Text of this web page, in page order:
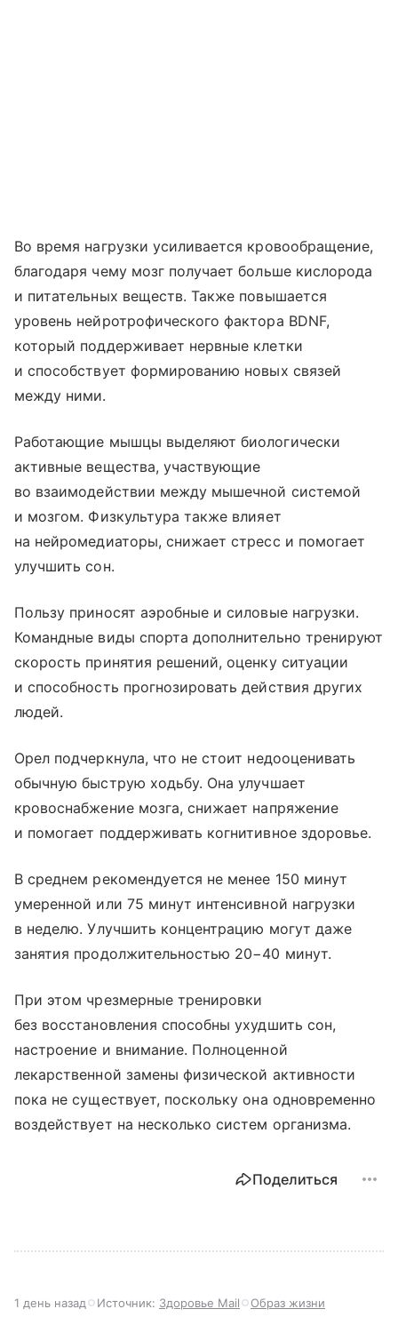
Во время нагрузки усиливается кровообращение,
благодаря чему мозг получает больше кислорода
и питательных веществ. Также повышается
уровень нейротрофического фактора BDNF,
который поддерживает нервные клетки
и способствует формированию новых связей
между ними.
Работающие мышцы выделяют биологически
активные вещества, участвующие
во взаимодействии между мышечной системой
и мозгом. Физкультура также влияет
на нейромедиаторы, снижает стресс и помогает
улучшить сон.
Пользу приносят аэробные и силовые нагрузки.
Командные виды спорта дополнительно тренируют
скорость принятия решений, оценку ситуации
и способность прогнозировать действия других
людей.
Орел подчеркнула, что не стоит недооценивать
обычную быструю ходьбу. Она улучшает
кровоснабжение мозга, снижает напряжение
и помогает поддерживать когнитивное здоровье.
В среднем рекомендуется не менее 150 минут
умеренной или 75 минут интенсивной нагрузки
в неделю. Улучшить концентрацию могут даже
занятия продолжительностью 20−40 минут.
При этом чрезмерные тренировки
без восстановления способны ухудшить сон,
настроение и внимание. Полноценной
лекарственной замены физической активности
пока не существует, поскольку она одновременно
воздействует на несколько систем организма.
Поделиться
1 день назад Источник: Здоровье Mail Образ жизни